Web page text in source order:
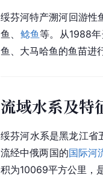
绥芬河特产溯河回游性
鱼、 鲶鱼等。从1988
鱼、大马哈鱼的鱼苗进
流域水系及特
绥芬河水系是黑龙江省
流经中俄两国的国际河
积为10069平方公里，